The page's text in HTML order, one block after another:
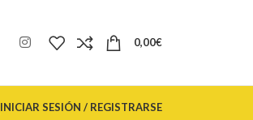
0,00€
INICIAR SESIÓN / REGISTRARSE